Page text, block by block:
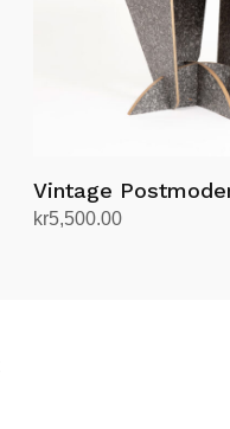
Vintage
kr5,500.00